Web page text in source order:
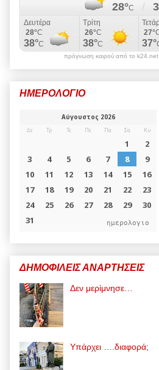
πρόγνωση καιρού από το k24.net
ΗΜΕΡΟΛΟΓΙΟ
ημερολογιο
ΔΗΜΟΦΙΛΕΙΣ ΑΝΑΡΤΗΣΕΙΣ
Δεν μερίμνησε…
Υπάρχει ….διαφορά;